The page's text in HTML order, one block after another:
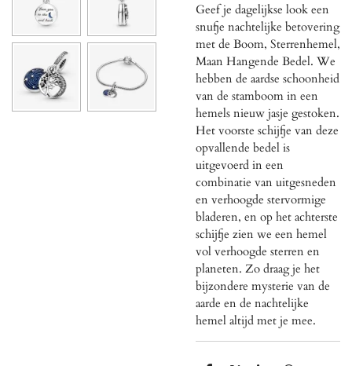
Geef je dagelijkse look een
snufje nachtelijke betovering
met de Boom, Sterrenhemel,
Maan Hangende Bedel. We
hebben de aardse schoonheid
van de stamboom in een
hemels nieuw jasje gestoken.
Het voorste schijfje van deze
opvallende bedel is
uitgevoerd in een
combinatie van uitgesneden
en verhoogde stervormige
bladeren, en op het achterste
schijfje zien we een hemel
vol verhoogde sterren en
planeten. Zo draag je het
bijzondere mysterie van de
aarde en de nachtelijke
hemel altijd met je mee.